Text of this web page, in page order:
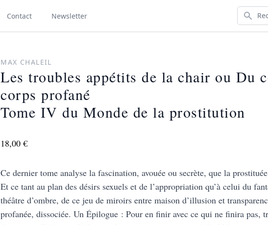
Contact Newsletter
MAX CHALEIL
Les troubles appétits de la chair ou Du
corps profané
Tome IV du Monde de la prostitution
18,00 €
Ce dernier tome analyse la fascination, avouée ou secrète, que la
Et ce tant au plan des désirs sexuels et de l’appropriation qu’à celui du
théâtre d’ombre, de ce jeu de miroirs entre maison d’illusion et
profanée, dissociée. Un Épilogue : Pour en finir avec ce qui ne finira pas,